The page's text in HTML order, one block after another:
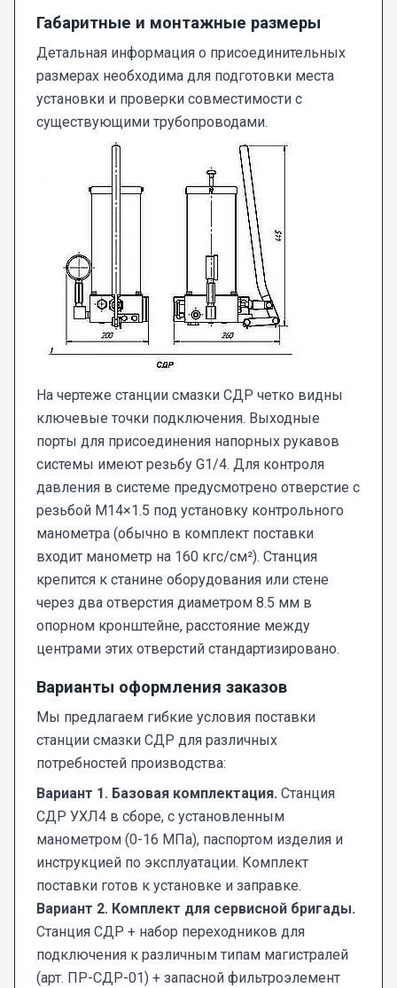
Габаритные и монтажные размеры
Детальная информация о присоединительных
размерах необходима для подготовки места
установки и проверки совместимости с
существующими трубопроводами.
На чертеже станции смазки СДР четко видны
ключевые точки подключения. Выходные
порты для присоединения напорных рукавов
системы имеют резьбу G1/4. Для контроля
давления в системе предусмотрено отверстие с
резьбой М14×1.5 под установку контрольного
манометра (обычно в комплект поставки
входит манометр на 160 кгс/см²). Станция
крепится к станине оборудования или стене
через два отверстия диаметром 8.5 мм в
опорном кронштейне, расстояние между
центрами этих отверстий стандартизировано.
Варианты оформления заказов
Мы предлагаем гибкие условия поставки
станции смазки СДР для различных
потребностей производства:
Вариант 1. Базовая комплектация. Станция
СДР УХЛ4 в сборе, с установленным
манометром (0-16 МПа), паспортом изделия и
инструкцией по эксплуатации. Комплект
поставки готов к установке и заправке.
Вариант 2. Комплект для сервисной бригады.
Станция СДР + набор переходников для
подключения к различным типам магистралей
(арт. ПР-СДР-01) + запасной фильтроэлемент